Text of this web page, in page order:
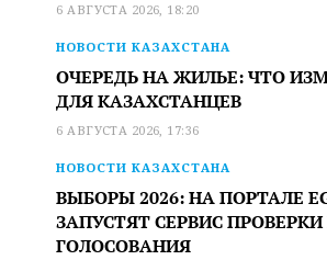
6 АВГУСТА 2026, 18:20
НОВОСТИ КАЗАХСТАНА
ОЧЕРЕДЬ НА ЖИЛЬЕ: ЧТО
ДЛЯ КАЗАХСТАНЦЕВ
6 АВГУСТА 2026, 17:36
НОВОСТИ КАЗАХСТАНА
ВЫБОРЫ 2026: НА ПОРТАЛЕ
ЗАПУСТЯТ СЕРВИС
ГОЛОСОВАНИЯ